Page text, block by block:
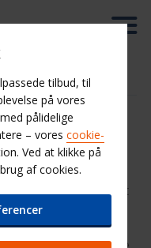
i Guam.
og er perfekt
Med din
på tur i de
tilbud, til
på vores
pålidelige
– vores cookie-
Ved at klikke på
af cookies.